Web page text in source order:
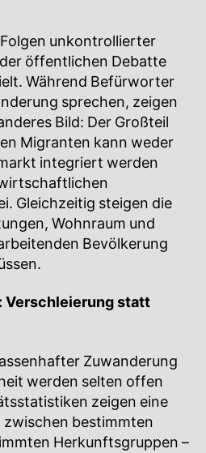
unkontrollierter
öffentlichen Debatte
Während Befürworter
sprechen, zeigen
Bild: Der Großteil
Migranten kann weder
integriert werden
Gleichzeitig steigen die
Wohnraum und
Bevölkerung
Verschleierung statt
Zuwanderung
werden selten offen
zeigen eine
bestimmten
Herkunftsgruppen –